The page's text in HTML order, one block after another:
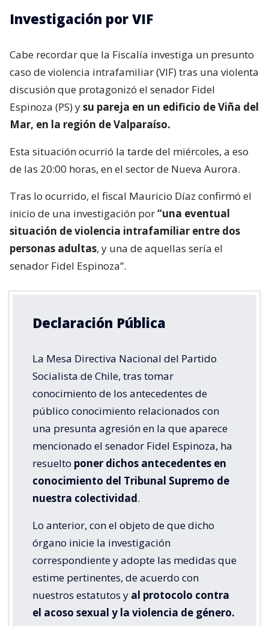
Investigación por VIF
Cabe recordar que la Fiscalía investiga un presunto
caso de violencia intrafamiliar (VIF) tras una violenta
discusión que protagonizó el senador Fidel
Espinoza (PS) ysu pareja en un edificio de Viña del
Mar, en la región de Valparaíso.
Esta situación ocurrió la tarde del miércoles, a eso
de las 20:00 horas, en el sector de Nueva Aurora.
Tras lo ocurrido, el fiscal Mauricio Díaz confirmó el
inicio de una investigación por“una eventual
situación de violencia intrafamiliar entre dos
personas adultas, y una de aquellas sería el
senador Fidel Espinoza”.
Declaración Pública
La Mesa Directiva Nacional del Partido
Socialista de Chile, tras tomar
conocimiento de los antecedentes de
público conocimiento relacionados con
una presunta agresión en la que aparece
mencionado el senador Fidel Espinoza, ha
resuelto poner dichos antecedentes en
conocimiento del Tribunal Supremo de
nuestra colectividad.
Lo anterior, con el objeto de que dicho
órgano inicie la investigación
correspondiente y adopte las medidas que
estime pertinentes, de acuerdo con
nuestros estatutos y al protocolo contra
el acoso sexual y la violencia de género.